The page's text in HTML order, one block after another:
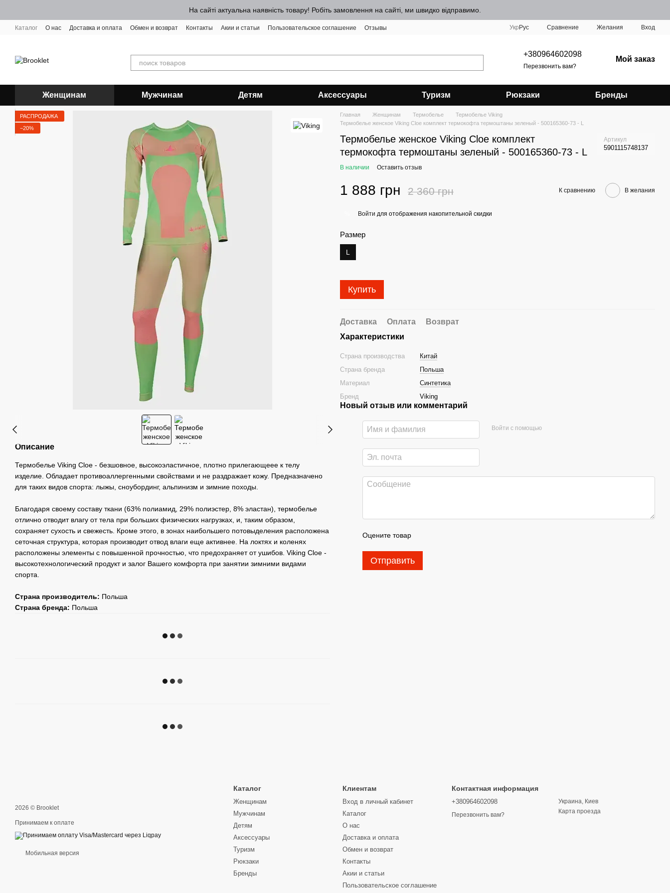
На сайті актуальна наявність товару! Робіть замовлення на сайті, ми швидко відправимо.
Каталог О нас Доставка и оплата Обмен и возврат Контакты Акии и статьи Пользовательское соглашение Отзывы Укр Рус Сравнение Желания Вход
+380964602098
Перезвонить вам?
Мой заказ
Женщинам Мужчинам Детям Аксессуары Туризм Рюкзаки Бренды
РАСПРОДАЖА
−20%
Описание
Термобелье Viking Cloe - безшовное, высокоэластичное, плотно прилегающеее к телу
изделие. Обладает противоаллергенными свойствами и не раздражает кожу. Предназначено
для таких видов спорта: лыжы, сноубординг, альпинизм и зимние походы.
Благодаря своему составу ткани (63% полиамид, 29% полиэстер, 8% эластан), термобелье
отлично отводит влагу от тела при больших физических нагрузках, и, таким образом,
сохраняет сухость и свежесть. Кроме этого, в зонах наибольшего потовыделения расположена
сеточная структура, которая производит отвод влаги еще активнее. На локтях и коленях
расположены элементы с повышенной прочностью, что предохраняет от ушибов. Viking Cloe -
высокотехнологический продукт и залог Вашего комфорта при занятии зимними видами
спорта.
Страна производитель: Польша
Страна бренда: Польша
Главная Женщинам Термобелье
Термобелье Viking
Термобелье женское Viking Cloe комплект термокофта термоштаны зеленый - 500165360-73 - L
Термобелье женское Viking Cloe комплект
термокофта термоштаны зеленый - 500165360-73 - L
Артикул
5901115748137
В наличии Оставить отзыв
1 888 грн 2 360 грн К сравнению В желания
Войти для отображения накопительной скидки
Размер
L
Купить
Доставка Оплата
Возврат
Характеристики
Страна производства
Китай
Страна бренда
Польша
Материал
Синтетика
Бренд
Viking
Новый отзыв или комментарий
Войти с помощью
Оцените товар
Отправить
2026 © Brooklet
Принимаем к оплате
Мобильная версия
Каталог
Женщинам
Мужчинам
Детям
Аксессуары
Туризм
Рюкзаки
Бренды
Клиентам
Вход в личный кабинет
Каталог
О нас
Доставка и оплата
Обмен и возврат
Контакты
Акии и статьи
Пользовательское соглашение
Контактная информация
+380964602098
Перезвонить вам?
Украина, Киев
Карта проезда